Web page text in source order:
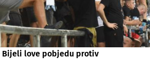
Bijeli love pobjedu protiv